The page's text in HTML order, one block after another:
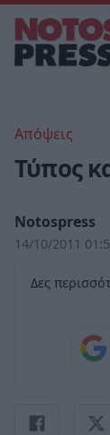
Απόψεις
Τύπος
Notospress
14/10/2011
Δες